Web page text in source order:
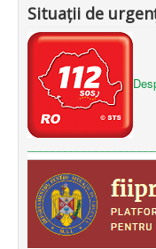
Situații de